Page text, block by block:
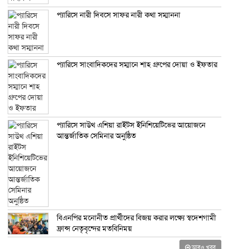
প্যারিসে নারী দিবসে সাফর নারী কথা সম্মাননা
প্যারিসে সাংবাদিকদের সম্মানে শাহ গ্রুপের দোয়া ও ইফতার
প্যারিসে সাউথ এশিয়া রাইটস ইনিশিয়েটিভের আয়োজনে
আন্তর্জাতিক সেমিনার অনুষ্ঠিত
বিএনপির মনোনীত প্রার্থীদের বিজয় করার লক্ষ্যে স্বদেশগামী
ফ্রান্স নেতৃবৃন্দের মতবিনিময়